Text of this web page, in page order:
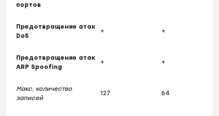
портов
Предотвращение атак
DoS
+ +
Предотвращение атак
ARP Spoofing
+ +
Макс. количество
записей
127 64